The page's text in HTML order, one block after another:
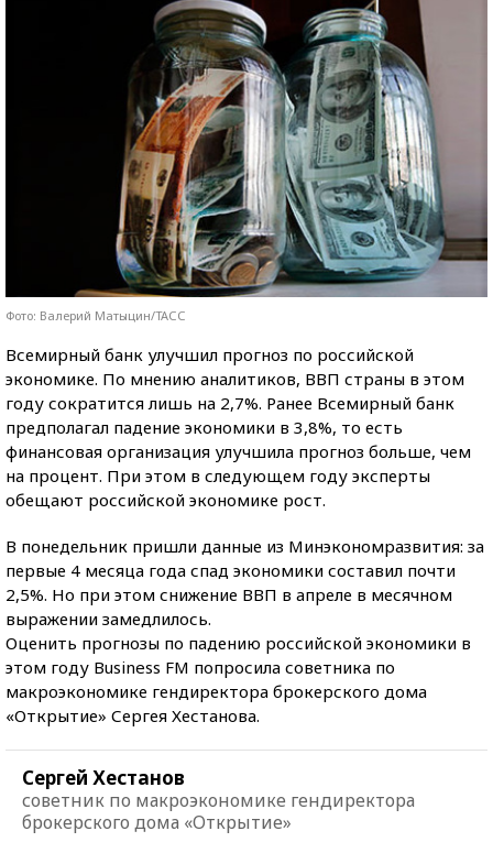
Фото: Валерий Матыцин/ТАСС
Всемирный банк улучшил прогноз по российской
экономике. По мнению аналитиков, ВВП страны в этом
году сократится лишь на 2,7%. Ранее Всемирный банк
предполагал падение экономики в 3,8%, то есть
финансовая организация улучшила прогноз больше, чем
на процент. При этом в следующем году эксперты
обещают российской экономике рост.
В понедельник пришли данные из Минэкономразвития: за
первые 4 месяца года спад экономики составил почти
2,5%. Но при этом снижение ВВП в апреле в месячном
выражении замедлилось.
Оценить прогнозы по падению российской экономики в
этом году Business FM попросила советника по
макроэкономике гендиректора брокерского дома
«Открытие» Сергея Хестанова.
Сергей Хестанов
советник по макроэкономике гендиректора
брокерского дома «Открытие»